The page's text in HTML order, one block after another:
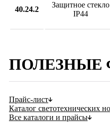
40.24.2
Защитное стекло
IP44
ПОЛЕЗНЫЕ
Прайс-лист
Каталог светотехнических
Все каталоги и прайсы